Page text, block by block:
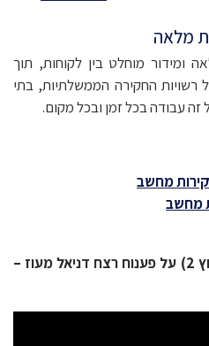
מלאה
ומידור מוחלט בין לקוחות, תוך
רשויות החקירה הממשלתיות, בתי
עבודה בכל זמן ובכל מקום.
מחשב
מחשב
כתבת אולפן שישי (חדשות ערוץ 2) על פענוח רצח דניאל מעוז –